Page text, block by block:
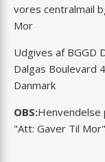
vores centralmail
Mor
Udgives af BGGD
Dalgas Boulevard
Danmark
OBS:Henvendelse
"Att: Gaver Til Mor"